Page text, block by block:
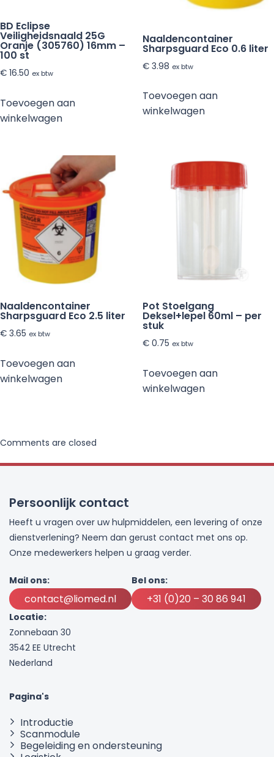
BD Eclipse
Veiligheidsnaald 25G
Oranje (305760) 16mm –
100 st
€ 16.50 ex btw
Toevoegen aan
winkelwagen
Naaldencontainer
Sharpsguard Eco 0.6 liter
€3.98 ex btw
Toevoegen aan
winkelwagen
Naaldencontainer
Sharpsguard Eco 2.5 liter
€ 3.65 ex btw
Toevoegen aan
winkelwagen
Pot Stoelgang
Deksel+lepel 60ml – per
stuk
€0.75 ex btw
Toevoegen aan
winkelwagen
Comments are closed
Persoonlijk contact
Heeft u vragen over uw hulpmiddelen, een levering of onze
dienstverlening? Neem dan gerust contact met ons op.
Onze medewerkers helpen u graag verder.
Mail ons:
contact@liomed.nl
Bel ons:
+31 (0)20 – 30 86 941
Locatie:
Zonnebaan 30
3542 EE Utrecht
Nederland
Pagina's
Introductie
Scanmodule
Begeleiding en ondersteuning